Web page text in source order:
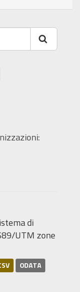
di
UTM zone
ODATA